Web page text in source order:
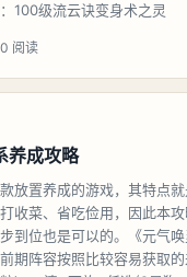
100级流云诀变身术之灵
阅读
养成攻略
放置养成的游戏，其特点
收菜、省吃俭用，因此本攻
到位也是可以的。《元气
期阵容按照比较容易获取